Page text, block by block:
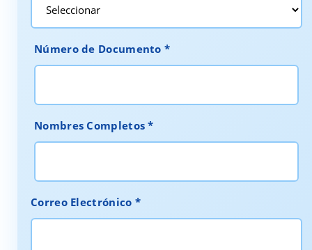
Número de Documento *
Nombres Completos *
Correo Electrónico *